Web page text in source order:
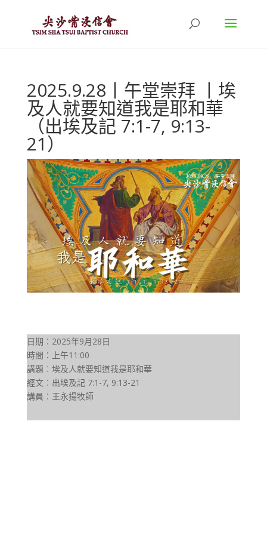
2025.9.28丨午堂崇拜 丨埃
及人就要知道我是耶和華
（出埃及記 7:1-7, 9:13-
21）
日期︰2025年9月28日
時間：上午11:00
講題︰埃及人就要知道我是耶和華
經文︰出埃及記 7:1-7, 9:13-21
講員︰王永揚牧師